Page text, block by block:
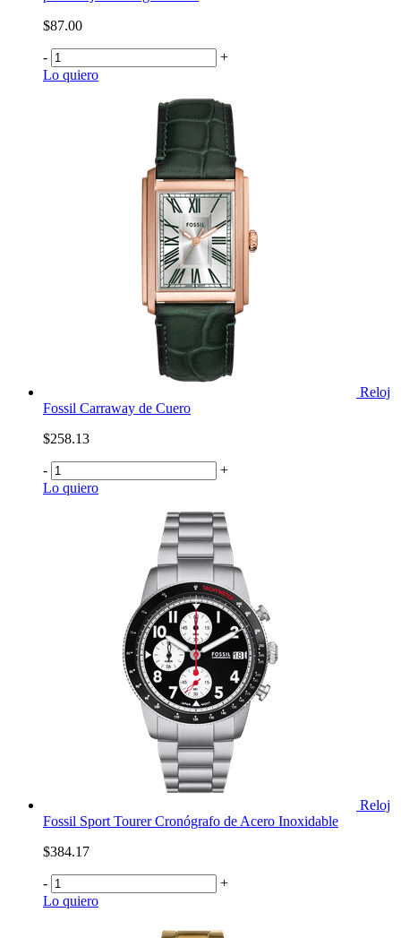
$87.00
-
+
Lo quiero
Reloj
Fossil Carraway de Cuero
$258.13
-
+
Lo quiero
Reloj
Fossil Sport Tourer Cronógrafo de Acero Inoxidable
$384.17
-
+
Lo quiero